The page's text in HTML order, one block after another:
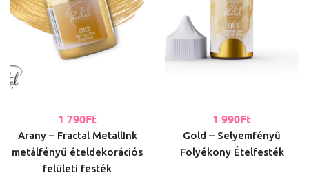
1 790Ft
Arany – Fractal MetallInk
metálfényű ételdekorációs
felületi festék
1 990Ft
Gold – Selyemfényű
Folyékony Ételfesték